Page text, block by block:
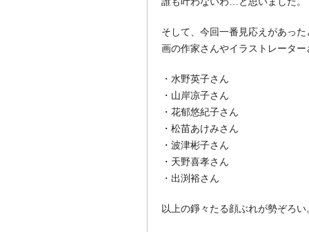
そして、今回一番見応えがあっ
画の作家さんやイラストレータ
・水野英子さん
・山岸凉子さん
・花郁悠紀子さん
・松苗あけみさん
・波津彬子さん
・天野喜孝さん
・出渕裕さん
以上の錚々たる顔ぶれが勢ぞろい